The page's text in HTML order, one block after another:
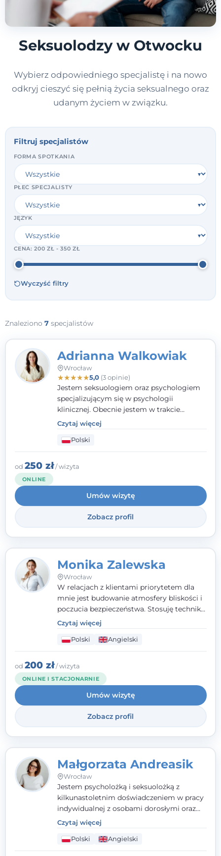
Seksuolodzy w Otwocku
Wybierz odpowiedniego specjalistę i na nowo
odkryj cieszyć się pełnią życia seksualnego oraz
udanym życiem w związku.
Filtruj specjalistów
FORMA SPOTKANIA
PŁEĆ SPECJALISTY
JĘZYK
CENA:200 ZŁ - 350 ZŁ
Wyczyść filtry
Znaleziono 7 specjalistów
Adrianna Walkowiak
Wrocław
★★★★★5,0(3 opinie)
Jestem seksuologiem oraz psychologiem
specjalizującym się w psychologii
klinicznej. Obecnie jestem w trakcie
szkolenia na psychoterapeutę
systemowego. Posiadam status członka
nadzwyczajnego Wielkopolskiego
TowarzystwaTerapii Systemowejoraz
należę do Polskiego Towarzystwa
pierwszym miejscu stawiam budowanie
atmosfery bezpieczeństwa i zrozumienia w
relacjach z Klientami. Istotna dla nie jest
również koncentracja na dostępnych
zasobach.
Czytaj więcej
Polski
od 250 zł/ wizyta
ONLINE
Umów wizytę
Zobacz profil
Monika Zalewska
Wrocław
W relacjach z klientami priorytetem dla
mnie jest budowanie atmosfery bliskości i
poczucia bezpieczeństwa. Stosuję techniki
poznawczo-behawioralne oraz metody,
które koncentrują się na rozwiązaniach
(TSR). Te polegają na osiąganiu
zamierzonych celów (doprowadzeniu do
rozwiązania trudnych sytuacji) poprzez
identyfikowanie i wzmacnianie zasobów
oraz mocnych stron klienta. W swojej
pracy korzystam także z metod dialogu
motywacyjnego itreningu uważności.
Czytaj więcej
Polski Angielski
od 200 zł/ wizyta
ONLINE I STACJONARNIE
Umów wizytę
Zobacz profil
Małgorzata Andreasik
Wrocław
Jestem psycholożką i seksuolożką z
kilkunastoletnim doświadczeniem w pracy
indywidualnej z osobami dorosłymi oraz
parami. Specjalizuję się w obszarze zdrowia
seksualnego, żałoby, kryzysów życiowych i
wypalenia zawodowego. Pracuję w języku
polskim i angielskim, w podejściu
Czytaj więcej
Polski Angielski